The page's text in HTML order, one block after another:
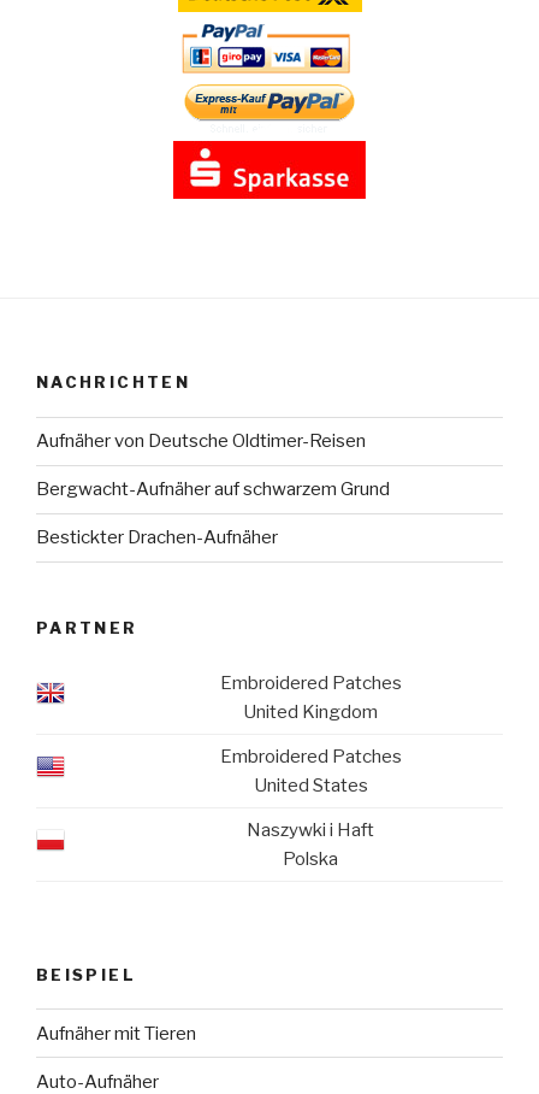
NACHRICHTEN
Aufnäher von Deutsche Oldtimer-Reisen
Bergwacht-Aufnäher auf schwarzem Grund
Bestickter Drachen-Aufnäher
PARTNER
Embroidered Patches
United Kingdom
Embroidered Patches
United States
Naszywki i Haft
Polska
BEISPIEL
Aufnäher mit Tieren
Auto-Aufnäher